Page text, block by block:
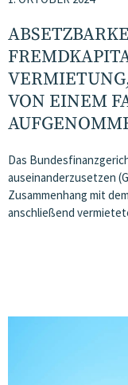
VON EINEM
Das
auseinanderzusetzen
Zusammenhang mit
anschließend